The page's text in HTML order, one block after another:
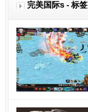
完美国际s - 标签